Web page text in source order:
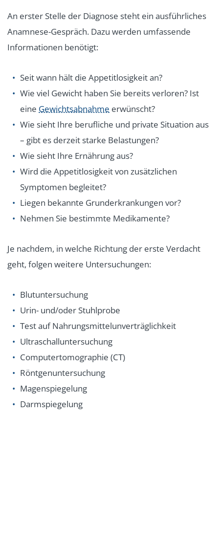
An erster Stelle der Diagnose steht ein ausführliches
Anamnese-Gespräch. Dazu werden umfassende
Informationen benötigt:
Seit wann hält die Appetitlosigkeit an?
Wie viel Gewicht haben Sie bereits verloren? Ist
eine Gewichtsabnahme erwünscht?
Wie sieht Ihre berufliche und private Situation aus
– gibt es derzeit starke Belastungen?
Wie sieht Ihre Ernährung aus?
Wird die Appetitlosigkeit von zusätzlichen
Symptomen begleitet?
Liegen bekannte Grunderkrankungen vor?
Nehmen Sie bestimmte Medikamente?
Je nachdem, in welche Richtung der erste Verdacht
geht, folgen weitere Untersuchungen:
Blutuntersuchung
Urin- und/oder Stuhlprobe
Test auf Nahrungsmittelunverträglichkeit
Ultraschalluntersuchung
Computertomographie (CT)
Röntgenuntersuchung
Magenspiegelung
Darmspiegelung